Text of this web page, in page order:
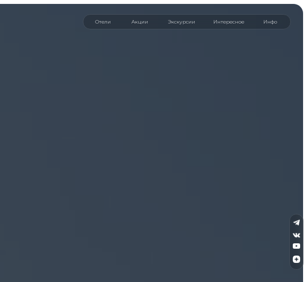
Акции Экскурсии Интересное